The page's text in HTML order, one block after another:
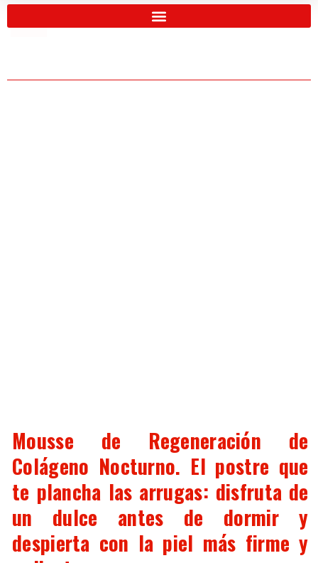
Mousse de Regeneración de
Colágeno Nocturno. El postre que
te plancha las arrugas: disfruta de
un dulce antes de dormir y
despierta con la piel más firme y